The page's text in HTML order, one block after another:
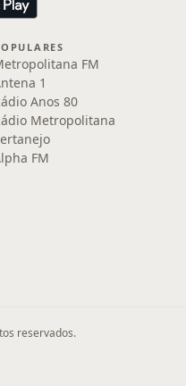
FM
1
Anos 80
Metropolitana
FM
reservados.